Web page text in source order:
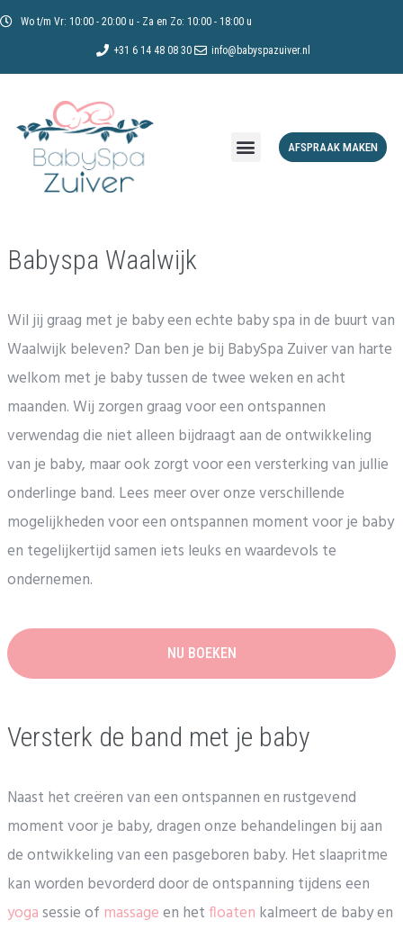
Wo t/m Vr: 10:00 - 20:00 u - Za en Zo: 10:00 - 18:00 u
+31 6 14 48 08 30 info@babyspazuiver.nl
AFSPRAAK MAKEN
Babyspa Waalwijk
Wil jij graag met je baby een echte baby spa in de buurt van
Waalwijk beleven? Dan ben je bij BabySpa Zuiver van harte
welkom met je baby tussen de twee weken en acht
maanden. Wij zorgen graag voor een ontspannen
verwendag die niet alleen bijdraagt aan de ontwikkeling
van je baby, maar ook zorgt voor een versterking van jullie
onderlinge band. Lees meer over onze verschillende
mogelijkheden voor een ontspannen moment voor je baby
en tegelijkertijd samen iets leuks en waardevols te
ondernemen.
NU BOEKEN
Versterk de band met je baby
Naast het creëren van een ontspannen en rustgevend
moment voor je baby, dragen onze behandelingen bij aan
de ontwikkeling van een pasgeboren baby. Het slaapritme
kan worden bevorderd door de ontspanning tijdens een
yogasessie of massageen hetfloaten kalmeert de baby en